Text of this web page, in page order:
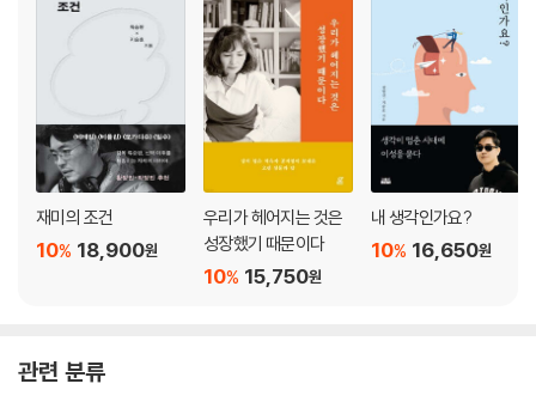
재미의 조건
18,900원
10%
우리가 헤어지는 것은
성장했기 때문이다
15,750원
10%
내 생각인가요?
16,650원
10%
관련 분류